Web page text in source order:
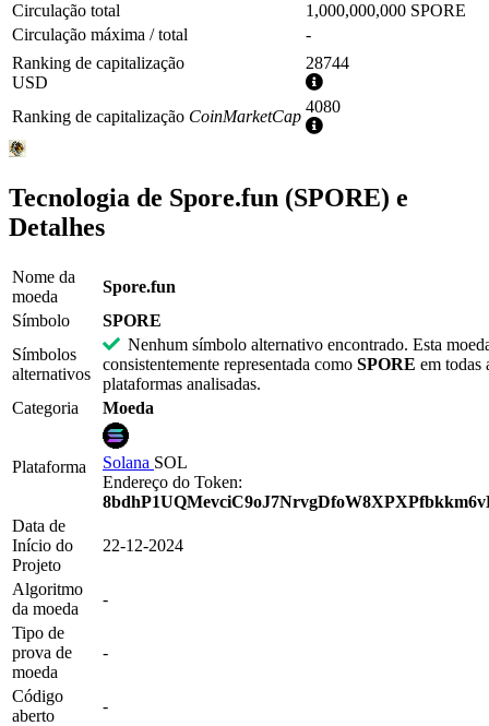
Circulação total
1,000,000,000 SPORE
Circulação máxima / total
-
Ranking de capitalização
USD
28744
Mais
informações
Ranking de capitalização CoinMarketCap
4080
Mais
Tecnologia de Spore.fun (SPORE) e
Detalhes
Nome da
moeda
Spore.fun
Símbolo
SPORE
Símbolos
alternativos
Nenhum símbolo alternativo encontrado. Esta
consistentemente representada como SPORE em todas
plataformas analisadas.
Categoria
Moeda
Plataforma Solana SOL
Endereço do Token:
Data de
Início do
Projeto
22-12-2024
Algoritmo
da moeda
-
Tipo de
prova de
moeda
-
Código
aberto
-